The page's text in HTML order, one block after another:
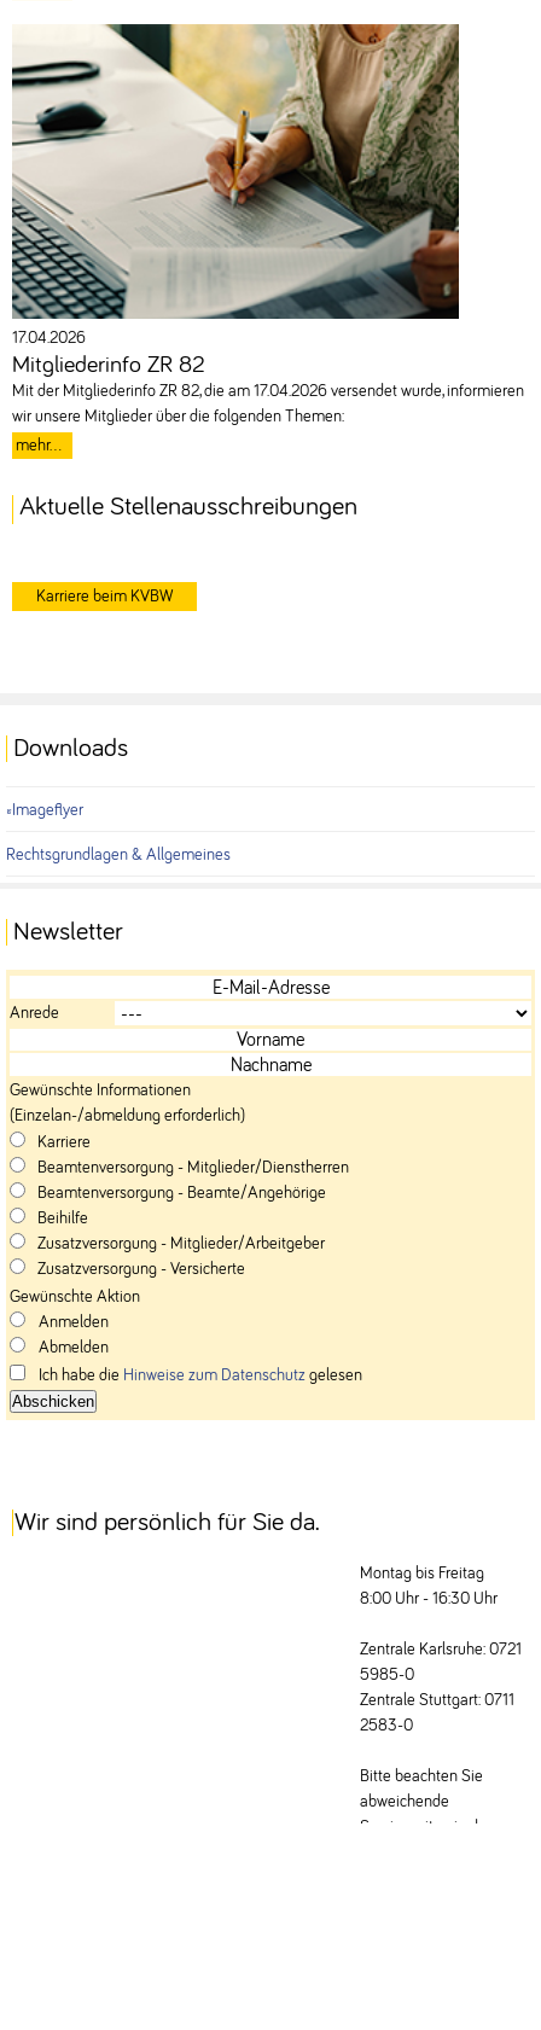
17.04.2026
Mitgliederinfo ZR 82
Mit der Mitgliederinfo ZR 82, die am 17.04.2026 versendet wurde, informieren
wir unsere Mitglieder über die folgenden Themen:
mehr...
Aktuelle Stellenausschreibungen
Karriere beim KVBW
Downloads
Imageflyer
Rechtsgrundlagen & Allgemeines
Newsletter
Anrede
Gewünschte Informationen
(Einzelan-/abmeldung erforderlich)
Karriere
Beamtenversorgung - Mitglieder/Dienstherren
Beamtenversorgung - Beamte/Angehörige
Beihilfe
Zusatzversorgung - Mitglieder/Arbeitgeber
Zusatzversorgung - Versicherte
Gewünschte Aktion
Anmelden
Abmelden
Ich habe die Hinweise zum Datenschutz gelesen
Wir sind persönlich für Sie da.
Montag bis Freitag
8:00 Uhr - 16:30 Uhr
Zentrale Karlsruhe: 0721
5985-0
Zentrale Stuttgart: 0711
2583-0
Bitte beachten Sie
abweichende
Servicezeiten in den